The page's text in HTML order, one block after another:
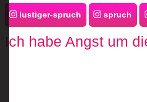
lustiger-spruch spruch
Ich habe Angst um